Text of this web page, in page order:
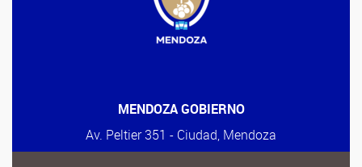
MENDOZA GOBIERNO
Av. Peltier 351 - Ciudad, Mendoza